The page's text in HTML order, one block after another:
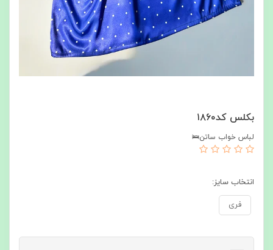
بکلس کد۱۸۶۰
لباس خواب ساتن🛌
انتخاب سایز:
فری